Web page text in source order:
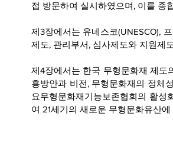
접 방문하여 실시하였으며, 이를 종
제3장에서는 유네스코(UNESCO),
제도, 관리부서, 심사제도와 지원제
제4장에서는 한국 무형문화재 제도
흥방안과 비전, 무형문화재의 정체
요무형문화재기능보존협회의 활
여 21세기의 새로운 무형문화유산